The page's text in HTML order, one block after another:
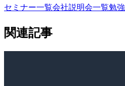
セミナー一覧会社説明会一覧勉
関連記事